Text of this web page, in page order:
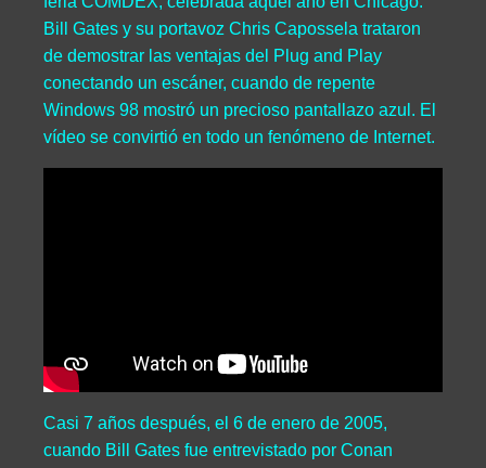
Bill Gates y su portavoz Chris Capossela trataron
de demostrar las ventajas del Plug and Play
conectando un escáner, cuando de repente
Windows 98 mostró un precioso pantallazo azul. El
vídeo se convirtió en todo un fenómeno de Internet.
Casi 7 años después, el 6 de enero de 2005,
cuando Bill Gates fue entrevistado por Conan